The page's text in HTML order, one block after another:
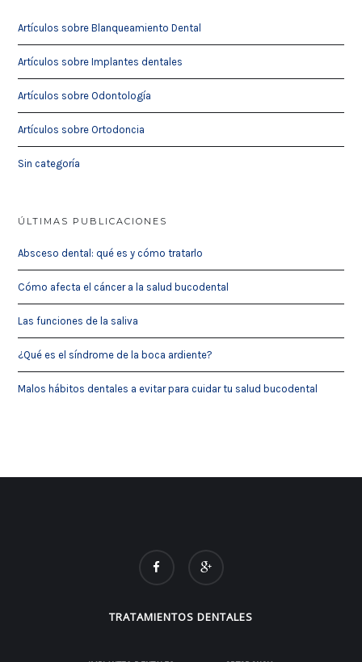
Artículos sobre Blanqueamiento Dental
Artículos sobre Implantes dentales
Artículos sobre Odontología
Artículos sobre Ortodoncia
Sin categoría
ÚLTIMAS PUBLICACIONES
Absceso dental: qué es y cómo tratarlo
Cómo afecta el cáncer a la salud bucodental
Las funciones de la saliva
¿Qué es el síndrome de la boca ardiente?
Malos hábitos dentales a evitar para cuidar tu salud bucodental
TRATAMIENTOS DENTALES